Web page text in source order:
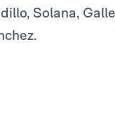
Solana,